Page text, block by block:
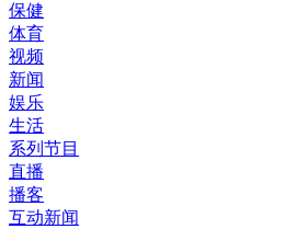
保健
体育
视频
新闻
娱乐
生活
系列节目
直播
播客
互动新闻